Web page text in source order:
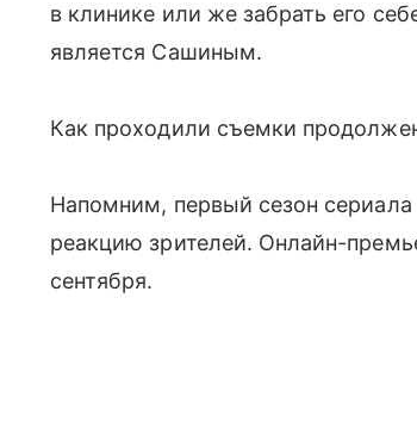
в клинике или же забрать его
является Сашиным.
Как проходили съемки
Напомним, первый сезон
реакцию зрителей. Онлайн-
сентября.